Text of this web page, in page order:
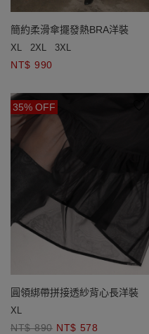
簡約柔滑傘擺發熱BRA洋裝
XL 2XL 3XL
NT$ 990
35% OFF
圓領綁帶拼接透紗背心長洋裝
XL
NT$ 890 NT$ 578